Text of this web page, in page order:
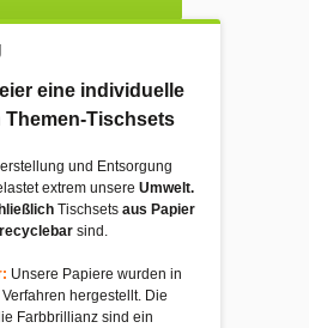
eine individuelle
Themen-Tischsets
und Entsorgung
extrem unsere Umwelt.
Tischsets aus Papier
recyclebar sind.
Unsere Papiere wurden in
Verfahren hergestellt. Die
Farbbrillianz sind ein